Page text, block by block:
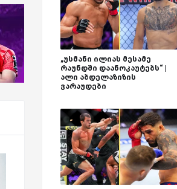
„უსმანი ილიას მესამე
რაუნდში დაანოკაუტებს“ |
ალი აბდელაზიზის
ვარაუდები